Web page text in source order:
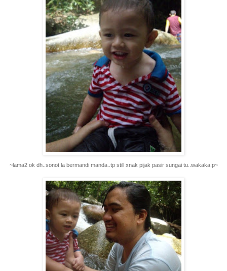
~lama2 ok dh..sonot la bermandi manda..tp still xnak pijak pasir sungai tu..wakaka:p~